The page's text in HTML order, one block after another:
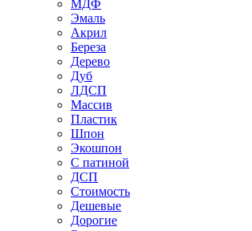
МДФ
Эмаль
Акрил
Береза
Дерево
Дуб
ЛДСП
Массив
Пластик
Шпон
Экошпон
С патиной
ДСП
Стоимость
Дешевые
Дорогие